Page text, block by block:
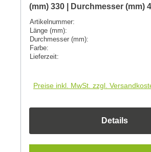
(mm) 330 | Durchmesser (mm)
Artikelnummer:
Länge (mm):
Durchmesser (mm):
Farbe:
Lieferzeit:
Preise inkl. MwSt. zzgl.
Details